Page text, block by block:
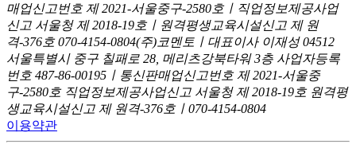
매업신고번호 제 2021-서울중구-2580호ㅣ직업정보제공사업
신고 서울청 제 2018-19호ㅣ원격평생교육시설신고 제 원
격-376호 070-4154-0804(주)코멘토ㅣ대표이사 이재성 04512
서울특별시 중구 칠패로 28, 메리츠강북타워 3층 사업자등록
번호 487-86-00195ㅣ통신판매업신고번호 제 2021-서울중
구-2580호 직업정보제공사업신고 서울청 제 2018-19호 원격평
생교육시설신고 제 원격-376호ㅣ070-4154-0804
이용약관